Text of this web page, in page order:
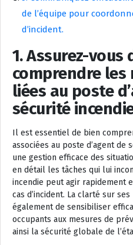
de l’équipe pour
d’incident.
1. Assurez-vous
comprendre
liées au poste
sécurité
Il est essentiel de bien
associées au poste d’agent
une gestion efficace des
en détail les tâches qui lui
incendie peut agir rapidement
cas d’incident. La clarté sur
également de sensibiliser
occupants aux mesures de
ainsi la sécurité globale de